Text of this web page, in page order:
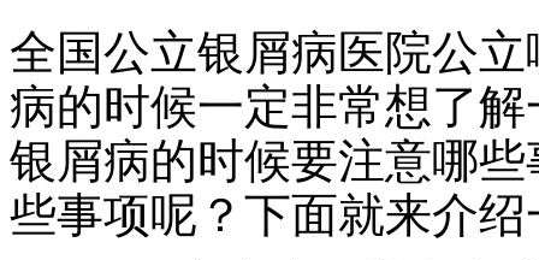
全国公立银屑病医院公
病的时候一定非常想了
银屑病的时候要注意哪
些事项呢？下面就来介绍